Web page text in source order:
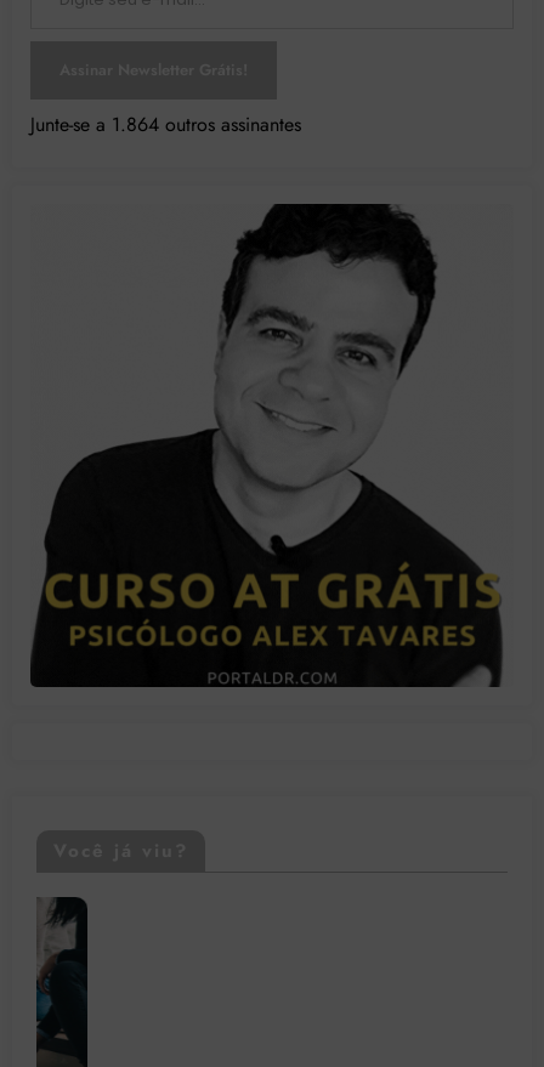
Junte-se a 1.864 outros assinantes